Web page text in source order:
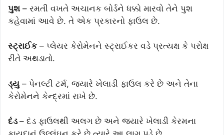
પુશ – રમતી વખતે અચાનક બોર્ડને ધક્કો મારવો તેને પુશ
કહેવામાં આવે છે. તે એક પ્રકારનો ફાઉલ છે.
સ્ટ્રાઈક – પ્લેયર કેરોમેનને સ્ટ્રાઈકર વડે પ્રત્યક્ષ કે પરોક્ષ
રીતે અથડાતો.
ડ્યુ – પેનલ્ટી ટર્મ, જ્યારે ખેલાડી ફાઉલ કરે છે અને તેના
કેરોમેનને કેન્દ્રમાં રાખે છે.
દંડ– દંડ ફાઉલથી અલગ છે અને જ્યારે ખેલાડી કેરમના